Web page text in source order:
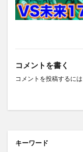
コメントを書く
コメントを投稿するには
キーワード